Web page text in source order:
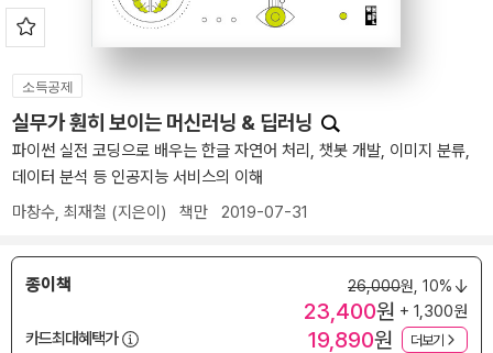
소득공제
실무가 훤히 보이는 머신러닝 & 딥러닝
파이썬 실전 코딩으로 배우는 한글 자연어 처리, 챗봇 개발, 이미지 분류,
데이터 분석 등 인공지능 서비스의 이해
마창수, 최재철 (지은이) 책만 2019-07-31
종이책 26,000원, 10%
23,400원 + 1,300원
카드최대혜택가
19,890원 더보기